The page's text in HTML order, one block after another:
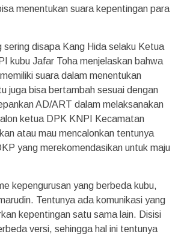
menentukan suara kepentingan para
disapa Kang Hida selaku Ketua
kubu Jafar Toha menjelaskan bahwa
suara dalam menentukan
juga bisa bertambah sesuai dengan
AD/ART dalam melaksanakan
ketua DPK KNPI Kecamatan
atau mau mencalonkan tentunya
yang merekomendasikan untuk maju
kepengurusan yang berbeda kubu,
Tentunya ada komunikasi yang
kepentingan satu sama lain. Disisi
versi, sehingga hal ini tentunya